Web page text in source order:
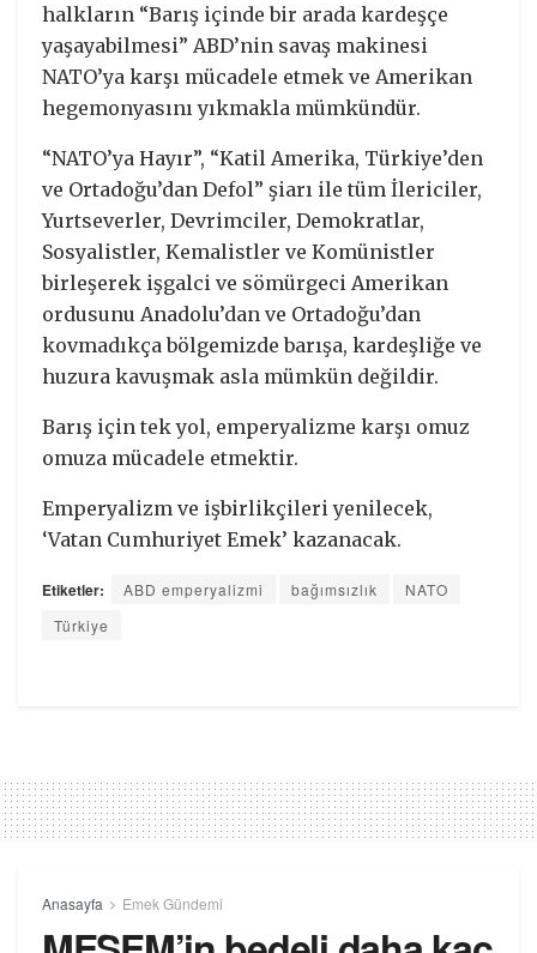
halkların “Barış içinde bir arada kardeşçe
yaşayabilmesi” ABD’nin savaş makinesi
NATO’ya karşı mücadele etmek ve Amerikan
hegemonyasını yıkmakla mümkündür.
“NATO’ya Hayır”, “Katil Amerika, Türkiye’den
ve Ortadoğu’dan Defol” şiarı ile tüm İlericiler,
Yurtseverler, Devrimciler, Demokratlar,
Sosyalistler, Kemalistler ve Komünistler
birleşerek işgalci ve sömürgeci Amerikan
ordusunu Anadolu’dan ve Ortadoğu’dan
kovmadıkça bölgemizde barışa, kardeşliğe ve
huzura kavuşmak asla mümkün değildir.
Barış için tek yol, emperyalizme karşı omuz
omuza mücadele etmektir.
Emperyalizm ve işbirlikçileri yenilecek,
‘Vatan Cumhuriyet Emek’ kazanacak.
Etiketler: ABD emperyalizmi bağımsızlık
NATO
Türkiye
Anasayfa Emek Gündemi